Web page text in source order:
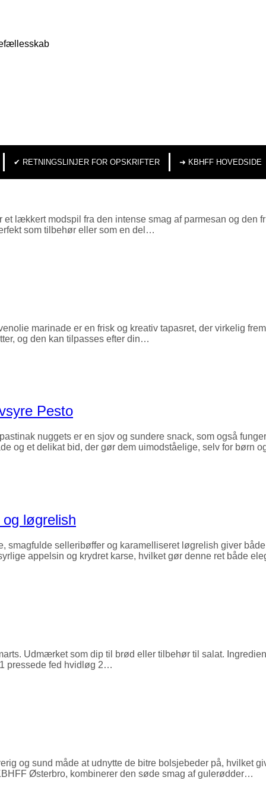
✔︎ RETNINGSLINJER FOR OPSKRIFTER ➜ KBHFF HOVEDSIDE
et lækkert modspil fra den intense smag af parmesan og
som tilbehør eller som en del…
marinade er en frisk og kreativ tapasret, der virkelig
og den kan tilpasses efter din…
Pesto
nuggets er en sjov og sundere snack, som også
og et delikat bid, der gør dem uimodståelige, selv for børn
løgrelish
smagfulde selleribøffer og karamelliseret løgrelish giver
appelsin og krydret karse, hvilket gør denne ret både
Udmærket som dip til brød eller tilbehør til salat.
pressede fed hvidløg 2…
og sund måde at udnytte de bitre bolsjebeder på, hvilket
Østerbro, kombinerer den søde smag af gulerødder…